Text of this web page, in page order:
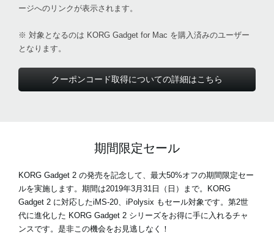
ージへのリンクが表示されます。
※ 対象となるのは KORG Gadget for Mac を購入済みのユーザー
となります。
クーポンコード取得についての詳細はこちら
期間限定セール
KORG Gadget 2 の発売を記念して、最大50%オフの期間限定セー
ルを実施します。期間は2019年3月31日（日）まで。KORG
Gadget 2 に対応したiMS-20、iPolysix もセール対象です。第2世
代に進化した KORG Gadget 2 シリーズをお得に手に入れるチャ
ンスです。是非この機会をお見逃しなく！